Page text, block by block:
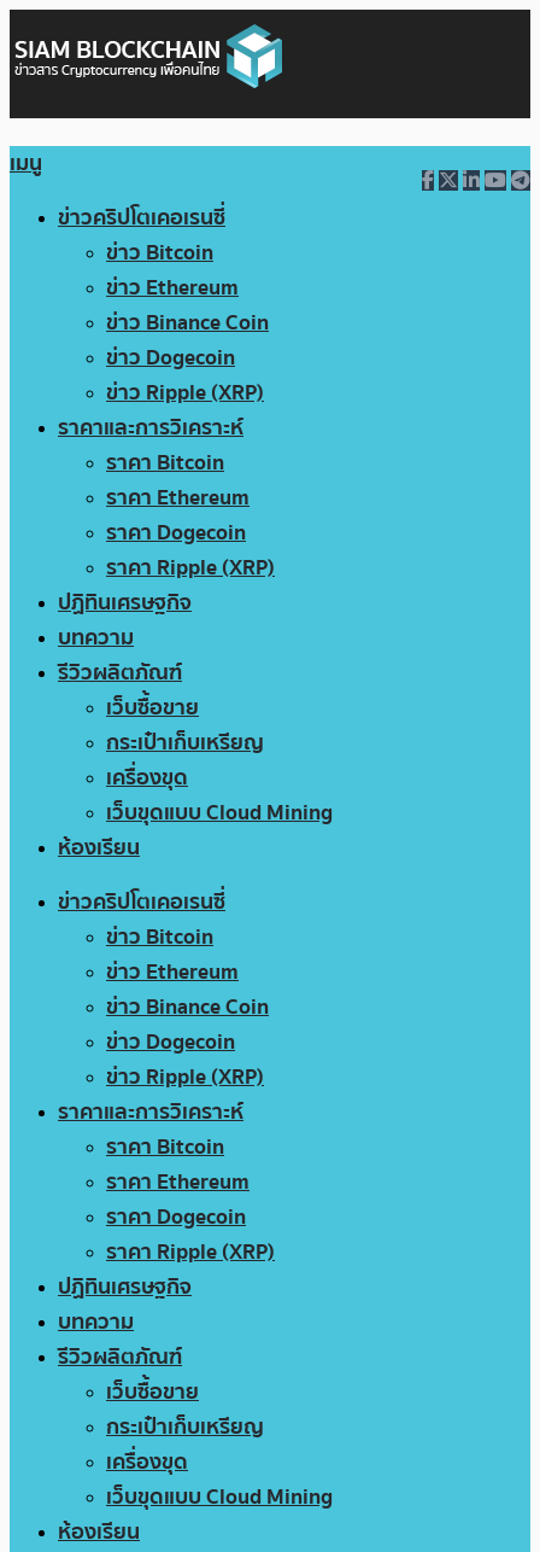
เมนู
ข่าวคริปโตเคอเรนซี่
ข่าว Bitcoin
ข่าว Ethereum
ข่าว Binance Coin
ข่าว Dogecoin
ข่าว Ripple (XRP)
ราคาและการวิเคราะห์
ราคา Bitcoin
ราคา Ethereum
ราคา Dogecoin
ราคา Ripple (XRP)
ปฏิทินเศรษฐกิจ
บทความ
รีวิวผลิตภัณฑ์
เว็บซื้อขาย
กระเป๋าเก็บเหรียญ
เครื่องขุด
เว็บขุดแบบ Cloud Mining
ห้องเรียน
ข่าวคริปโตเคอเรนซี่
ข่าว Bitcoin
ข่าว Ethereum
ข่าว Binance Coin
ข่าว Dogecoin
ข่าว Ripple (XRP)
ราคาและการวิเคราะห์
ราคา Bitcoin
ราคา Ethereum
ราคา Dogecoin
ราคา Ripple (XRP)
ปฏิทินเศรษฐกิจ
บทความ
รีวิวผลิตภัณฑ์
เว็บซื้อขาย
กระเป๋าเก็บเหรียญ
เครื่องขุด
เว็บขุดแบบ Cloud Mining
ห้องเรียน